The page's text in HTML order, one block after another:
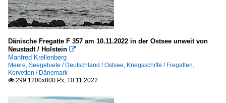
Dänische Fregatte F 357 am 10.11.2022 in der Ostsee unweit von
Neustadt / Holstein 
Manfred Krellenberg
Meere, Seegebiete / Deutschland / Ostsee, Kriegsschiffe / Fregatten,
Korvetten / Dänemark
 299 1200x800 Px, 10.11.2022